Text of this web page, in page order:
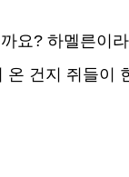
요? 하멜른이
건지 쥐들이